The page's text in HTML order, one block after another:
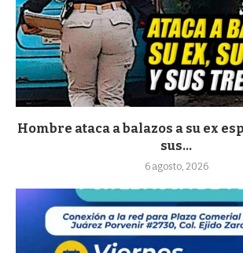
Hombre ataca a balazos a su ex
sus...
6 agosto, 2026